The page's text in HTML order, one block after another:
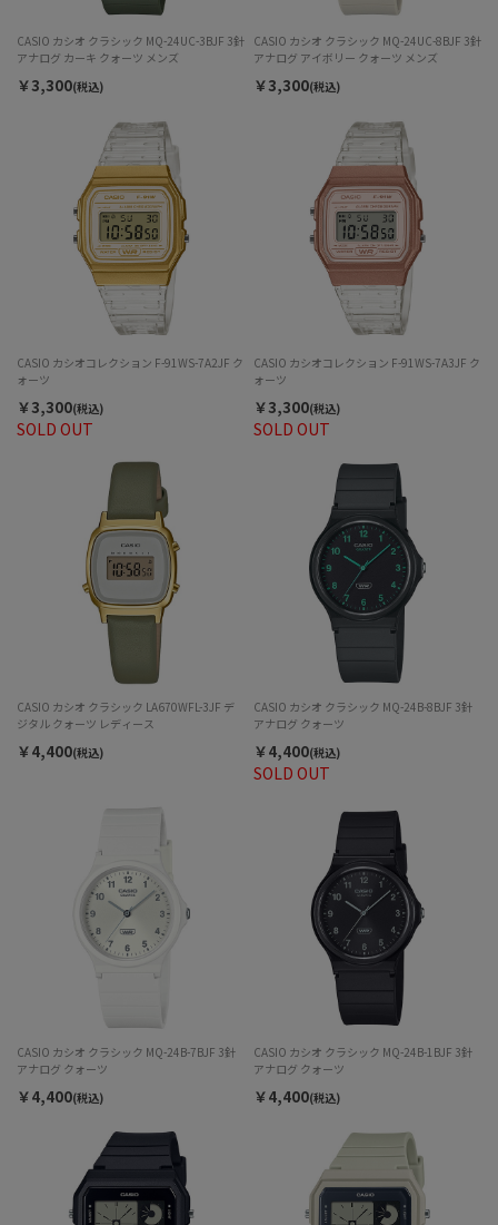
CASIO カシオ クラシック MQ-24UC-3BJF 3針
アナログ カーキ クォーツ メンズ
￥3,300(税込)
CASIO カシオ クラシック MQ-24UC-8BJF 3針
アナログ アイボリー クォーツ メンズ
￥3,300(税込)
SOLD OUT
CASIO カシオコレクション F-91WS-7A2JF ク
ォーツ
￥3,300(税込)
SOLD OUT
CASIO カシオコレクション F-91WS-7A3JF ク
ォーツ
￥3,300(税込)
CASIO カシオ クラシック LA670WFL-3JF デ
ジタル クォーツ レディース
￥4,400(税込)
SOLD OUT
CASIO カシオ クラシック MQ-24B-8BJF 3針
アナログ クォーツ
￥4,400(税込)
CASIO カシオ クラシック MQ-24B-7BJF 3針
アナログ クォーツ
￥4,400(税込)
CASIO カシオ クラシック MQ-24B-1BJF 3針
アナログ クォーツ
￥4,400(税込)